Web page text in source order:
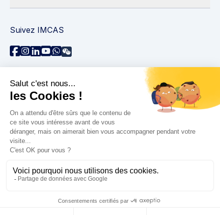
Suivez IMCAS
Besoin d'aide ?
Contactez-nous
Lire les FAQs
Politique de confidentialité